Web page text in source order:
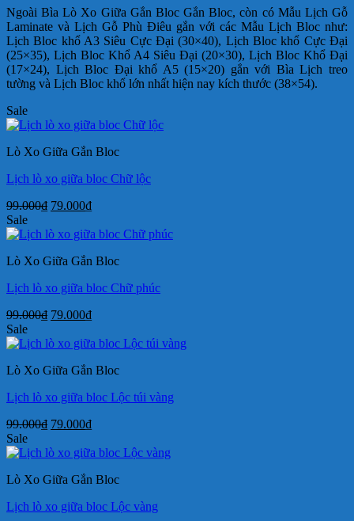
Ngoài Bìa Lò Xo Giữa Gắn Bloc Gắn Bloc, còn có Mẫu Lịch Gỗ
Laminate và Lịch Gỗ Phù Điêu gắn với các Mẫu Lịch Bloc như:
Lịch Bloc khổ A3 Siêu Cực Đại (30×40), Lịch Bloc khổ Cực Đại
(25×35), Lịch Bloc Khổ A4 Siêu Đại (20×30), Lịch Bloc Khổ Đại
(17×24), Lịch Bloc Đại khổ A5 (15×20) gắn với Bìa Lịch treo
tường và Lịch Bloc khổ lớn nhất hiện nay kích thước (38×54).
Sale
Lò Xo Giữa Gắn Bloc
Lịch lò xo giữa bloc Chữ lộc
99.000₫ Giá
là:
79.000₫Giá
tại
79.000₫.
Sale
Lò Xo Giữa Gắn Bloc
Lịch lò xo giữa bloc Chữ phúc
99.000₫ Giá
là:
79.000₫Giá
tại
79.000₫.
Sale
Lò Xo Giữa Gắn Bloc
Lịch lò xo giữa bloc Lộc túi vàng
99.000₫ Giá
là:
79.000₫Giá
tại
79.000₫.
Sale
Lò Xo Giữa Gắn Bloc
Lịch lò xo giữa bloc Lộc vàng